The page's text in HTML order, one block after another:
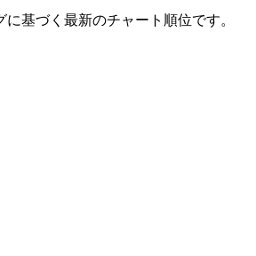
基づく最新のチャート順位です。